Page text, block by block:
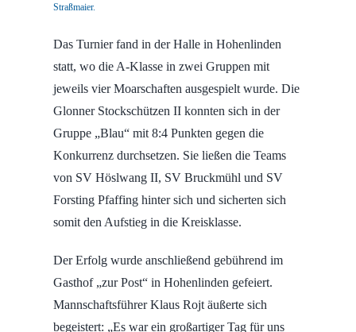
Straßmaier.
Das Turnier fand in der Halle in Hohenlinden
statt, wo die A-Klasse in zwei Gruppen mit
jeweils vier Moarschaften ausgespielt wurde. Die
Glonner Stockschützen II konnten sich in der
Gruppe „Blau“ mit 8:4 Punkten gegen die
Konkurrenz durchsetzen. Sie ließen die Teams
von SV Höslwang II, SV Bruckmühl und SV
Forsting Pfaffing hinter sich und sicherten sich
somit den Aufstieg in die Kreisklasse.
Der Erfolg wurde anschließend gebührend im
Gasthof „zur Post“ in Hohenlinden gefeiert.
Mannschaftsführer Klaus Rojt äußerte sich
begeistert: „Es war ein großartiger Tag für uns